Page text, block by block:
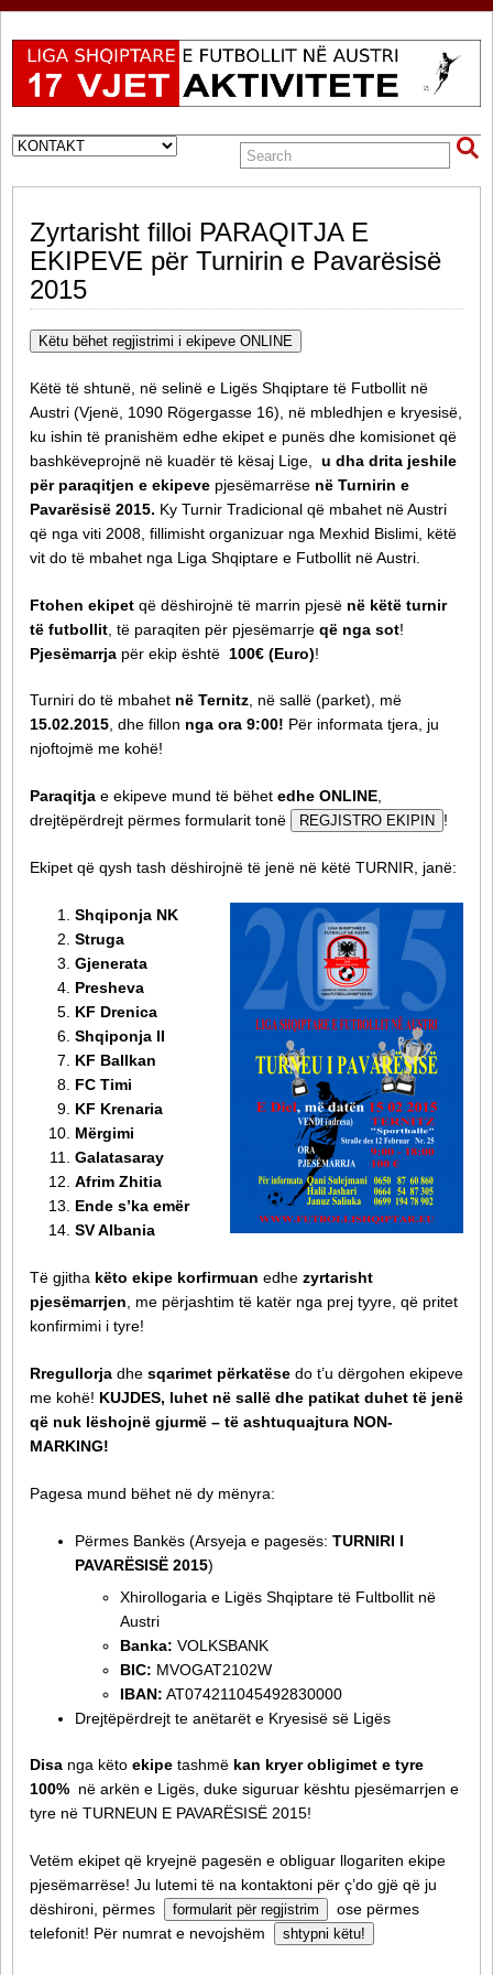
Zyrtarisht filloi PARAQITJA E
EKIPEVE për Turnirin e Pavarësisë
2015
Këtu bëhet regjistrimi i ekipeve ONLINE
Këtë të shtunë, në selinë e Ligës Shqiptare të Futbollit në
Austri (Vjenë, 1090 Rögergasse 16), në mbledhjen e kryesisë,
ku ishin të pranishëm edhe ekipet e punës dhe komisionet që
bashkëveprojnë në kuadër të kësaj Lige, u dha drita jeshile
për paraqitjen e ekipeve pjesëmarrëse në Turnirin e
Pavarësisë 2015. Ky Turnir Tradicional që mbahet në Austri
që nga viti 2008, fillimisht organizuar nga Mexhid Bislimi, këtë
vit do të mbahet nga Liga Shqiptare e Futbollit në Austri.
Ftohen ekipet që dëshirojnë të marrin pjesë në këtë turnir
të futbollit , të paraqiten për pjesëmarrje që nga sot!
Pjesëmarrja për ekip është 100€ (Euro)!
Turniri do të mbahet në Ternitz, në sallë (parket), më
15.02.2015, dhe fillon nga ora 9:00! Për informata tjera, ju
njoftojmë me kohë!
Paraqitja e ekipeve mund të bëhet edhe ONLINE,
drejtëpërdrejt përmes formularit tonë
REGJISTRO EKIPIN !
Ekipet që qysh tash dëshirojnë të jenë në këtë TURNIR, janë:
Shqiponja NK
Struga
Gjenerata
Presheva
KF Drenica
Shqiponja II
KF Ballkan
FC Timi
KF Krenaria
Mërgimi
Galatasaray
Afrim Zhitia
Ende s’ka emër
SV Albania
Të gjitha këto ekipe korfirmuan edhe zyrtarisht
pjesëmarrjen , me përjashtim të katër nga prej tyyre, që pritet
konfirmimi i tyre!
Rregullorja dhe sqarimet përkatëse do t’u dërgohen ekipeve
me kohë! KUJDES, luhet në sallë dhe patikat duhet të jenë
që nuk lëshojnë gjurmë – të ashtuquajtura NON-
MARKING!
Pagesa mund bëhet në dy mënyra:
Përmes Bankës (Arsyeja e pagesës: TURNIRI I
PAVARËSISË 2015)
Xhirollogaria e Ligës Shqiptare të Fultbollit në
Austri
Banka: VOLKSBANK
BIC: MVOGAT2102W
IBAN: AT074211045492830000
Drejtëpërdrejt te anëtarët e Kryesisë së Ligës
Disa nga këto ekipe tashmë kan kryer obligimet e tyre
100% në arkën e Ligës, duke siguruar kështu pjesëmarrjen e
tyre në TURNEUN E PAVARËSISË 2015!
Vetëm ekipet që kryejnë pagesën e obliguar llogariten ekipe
pjesëmarrëse! Ju lutemi të na kontaktoni për ç’do gjë që ju
dëshironi, përmes
formularit për regjistrim
ose përmes
telefonit! Për numrat e nevojshëm
shtypni këtu!